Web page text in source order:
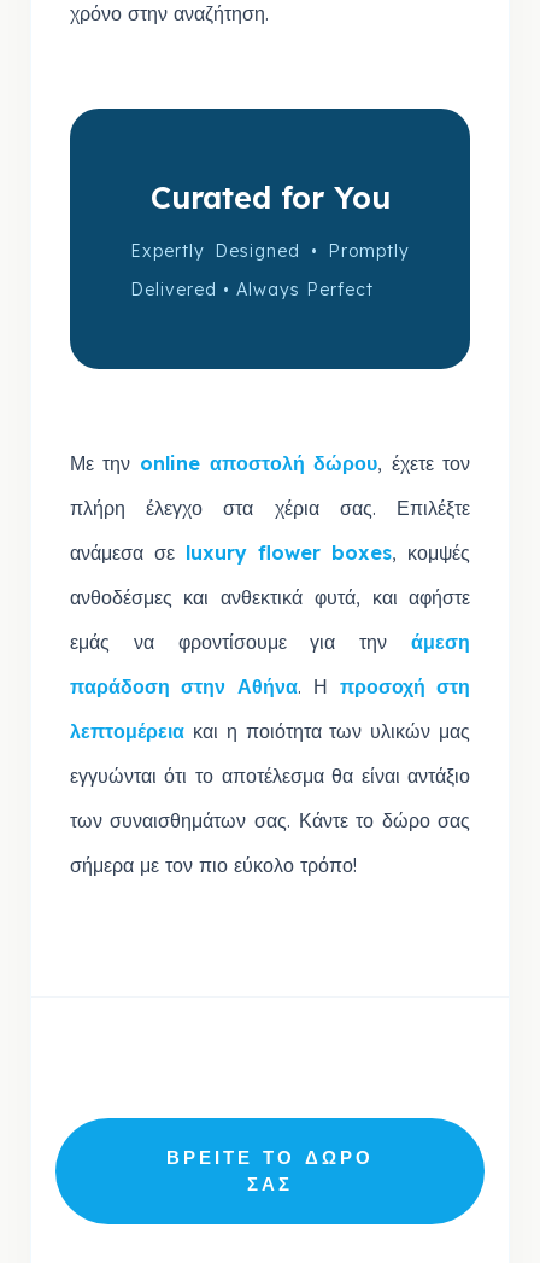
χρόνο στην αναζήτηση.
Curated for You
Expertly Designed • Promptly
Delivered • Always Perfect
Με την online αποστολή δώρου, έχετε τον
πλήρη έλεγχο στα χέρια σας. Επιλέξτε
ανάμεσα σε luxury flower boxes, κομψές
ανθοδέσμες και ανθεκτικά φυτά, και αφήστε
εμάς να φροντίσουμε για τηνάμεση
παράδοση στην Αθήνα. Η προσοχή στη
λεπτομέρειακαι η ποιότητα των υλικών μας
εγγυώνται ότι το αποτέλεσμα θα είναι αντάξιο
των συναισθημάτων σας. Κάντε το δώρο σας
σήμερα με τον πιο εύκολο τρόπο!
ΒΡΕΙΤΕ ΤΟ ΔΩΡΟ
ΣΑΣ